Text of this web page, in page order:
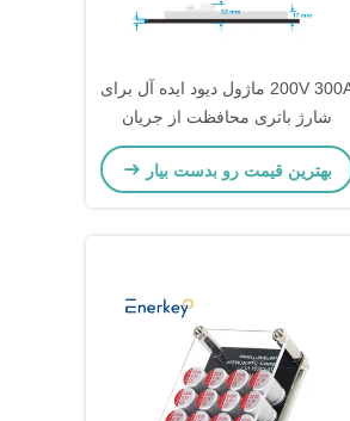
200V 300A ماژول دیود ایده آل برای
شارژ باتری محافظت از جریان
معکوس و دیود ضد جریان خورشیدی
بهترین قیمت رو بدست بیار